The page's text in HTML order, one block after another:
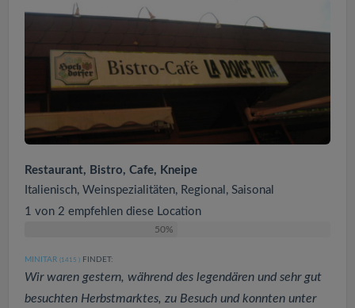
Restaurant, Bistro, Cafe, Kneipe
Italienisch, Weinspezialitäten, Regional, Saisonal
1 von 2 empfehlen diese Location
50%
MINITAR (1415 ) FINDET:
Wir waren gestern, während des legendären und sehr gut
besuchten Herbstmarktes, zu Besuch und konnten unter